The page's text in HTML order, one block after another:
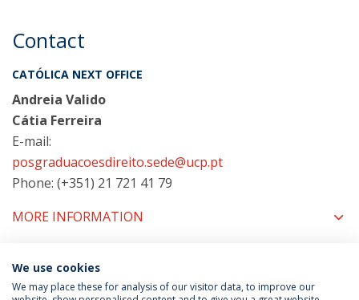
Contact
CATÓLICA NEXT OFFICE
Andreia Valido
Cátia Ferreira
E-mail:
posgraduacoesdireito.sede@ucp.pt
Phone: (+351) 21 721 41 79
MORE INFORMATION
COORDINATORS
We use cookies
We may place these for analysis of our visitor data, to improve our